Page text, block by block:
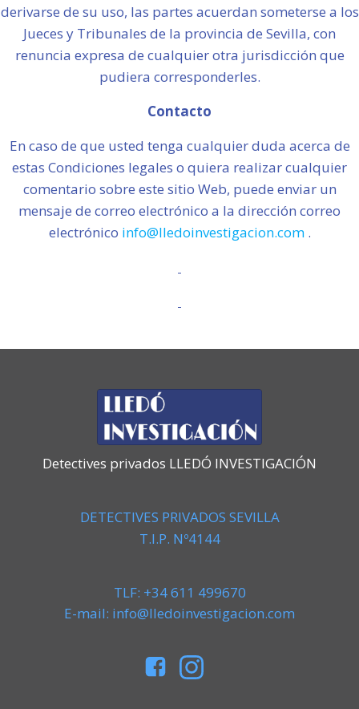
derivarse de su uso, las partes acuerdan someterse a los
Jueces y Tribunales de la provincia de Sevilla, con
renuncia expresa de cualquier otra jurisdicción que
pudiera corresponderles.
Contacto
En caso de que usted tenga cualquier duda acerca de
estas Condiciones legales o quiera realizar cualquier
comentario sobre este sitio Web, puede enviar un
mensaje de correo electrónico a la dirección correo
electrónico info@lledoinvestigacion.com.
Detectives privados LLEDÓ INVESTIGACIÓN
DETECTIVES PRIVADOS SEVILLA
T.I.P. Nº4144
TLF: +34 611 499670
E-mail: info@lledoinvestigacion.com